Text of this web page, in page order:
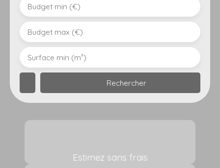
Budget min (€)
Budget max (€)
Surface min (m²)
Rechercher
Estimez sans frais